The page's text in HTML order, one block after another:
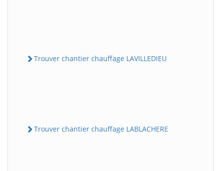
Trouver chantier chauffage LAVILLEDIEU
Trouver chantier chauffage LABLACHERE